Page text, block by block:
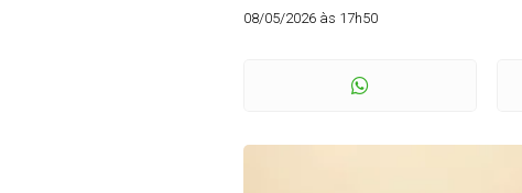
08/05/2026 às 17h50